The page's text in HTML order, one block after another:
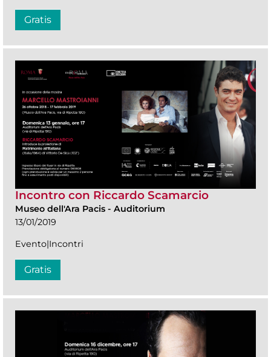
Gratis
Incontro con Riccardo Scamarcio
Museo dell'Ara Pacis - Auditorium
13/01/2019
Evento|Incontri
Gratis